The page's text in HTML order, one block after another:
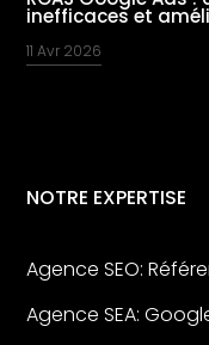
inefficaces et
11 Avr 2026
NOTRE EXPERTISE
Agence SEO:
Agence SEA: